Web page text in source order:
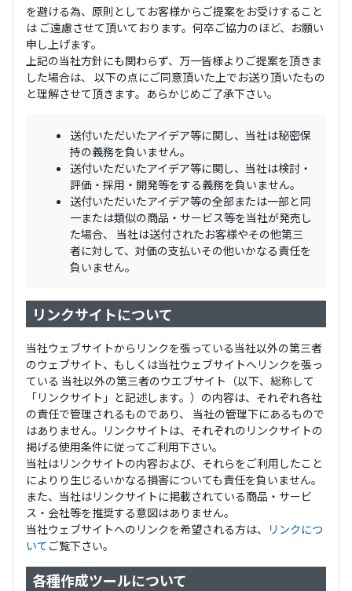
を避ける為、原則としてお客様からご提案をお受けすること
は ご遠慮させて頂いております。何卒ご協力のほど、お願い
申し上げます。
上記の当社方針にも関わらず、万一皆様よりご提案を頂きま
した場合は、 以下の点にご同意頂いた上でお送り頂いたもの
と理解させて頂きます。あらかじめご了承下さい。
送付いただいたアイデア等に関し、当社は秘密保
持の義務を負いません。
送付いただいたアイデア等に関し、当社は検討・
評価・採用・開発等をする義務を負いません。
送付いただいたアイデア等の全部または一部と同
一または類似の商品・サービス等を当社が発売し
た場合、 当社は送付されたお客様やその他第三
者に対して、対価の支払いその他いかなる責任を
負いません。
リンクサイトについて
当社ウェブサイトからリンクを張っている当社以外の第三者
のウェブサイト、もしくは当社ウェブサイトへリンクを張っ
ている 当社以外の第三者のウエブサイト（以下、総称して
「リンクサイト」と記述します。）の内容は、それぞれ各社
の責任で管理されるものであり、 当社の管理下にあるもので
はありません。リンクサイトは、それぞれのリンクサイトの
掲げる使用条件に従ってご利用下さい。
当社はリンクサイトの内容および、それらをご利用したこと
によりり生じるいかなる損害についても責任を負いません。
また、当社はリンクサイトに掲載されている商品・サービ
ス・会社等を推奨する意図はありません。
当社ウェブサイトへのリンクを希望される方は、 リンクにつ
いて ご覧下さい。
各種作成ツールについて